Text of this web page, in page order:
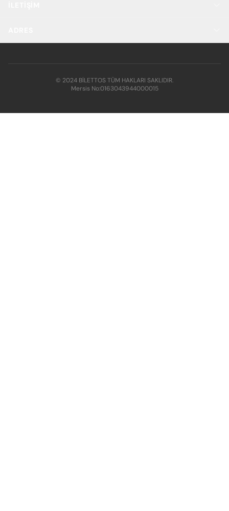
© 2024 BİLETTOS TÜM HAKLARI SAKLIDIR.
Mersis No:0163043944000015